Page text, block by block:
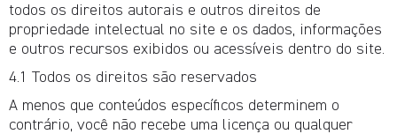
todos os direitos autorais e outros direitos de
propriedade intelectual no site e os dados, informações
e outros recursos exibidos ou acessíveis dentro do site.
4.1 Todos os direitos são reservados
A menos que conteúdos específicos determinem o
contrário, você não recebe uma licença ou qualquer